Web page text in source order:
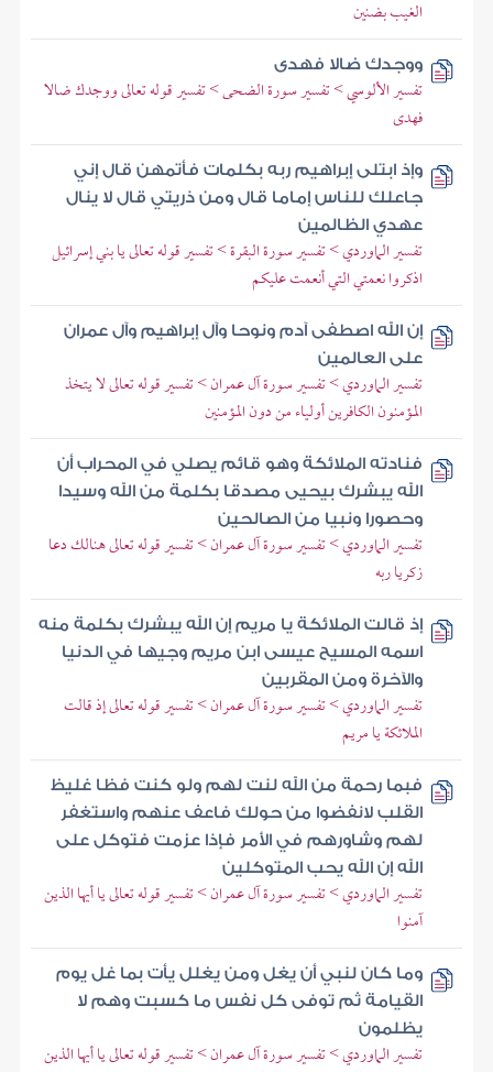
الغيب بضنين
ووجدك ضالا فهدى
تفسير الألوسي > تفسير سورة الضحى > تفسير قوله تعالى ووجدك ضالا
فهدى
وإذ ابتلى إبراهيم ربه بكلمات فأتمهن قال إني
جاعلك للناس إماما قال ومن ذريتي قال لا ينال
عهدي الظالمين
تفسير الماوردي > تفسير سورة البقرة > تفسير قوله تعالى يا بني إسرائيل
اذكروا نعمتي التي أنعمت عليكم
إن الله اصطفى آدم ونوحا وآل إبراهيم وآل عمران
على العالمين
تفسير الماوردي > تفسير سورة آل عمران > تفسير قوله تعالى لا يتخذ
المؤمنون الكافرين أولياء من دون المؤمنين
فنادته الملائكة وهو قائم يصلي في المحراب أن
الله يبشرك بيحيى مصدقا بكلمة من الله وسيدا
وحصورا ونبيا من الصالحين
تفسير الماوردي > تفسير سورة آل عمران > تفسير قوله تعالى هنالك دعا
زكريا ربه
إذ قالت الملائكة يا مريم إن الله يبشرك بكلمة منه
اسمه المسيح عيسى ابن مريم وجيها في الدنيا
والآخرة ومن المقربين
تفسير الماوردي > تفسير سورة آل عمران > تفسير قوله تعالى إذ قالت
الملائكة يا مريم
فبما رحمة من الله لنت لهم ولو كنت فظا غليظ
القلب لانفضوا من حولك فاعف عنهم واستغفر
لهم وشاورهم في الأمر فإذا عزمت فتوكل على
الله إن الله يحب المتوكلين
تفسير الماوردي > تفسير سورة آل عمران > تفسير قوله تعالى يا أيها الذين
آمنوا
وما كان لنبي أن يغل ومن يغلل يأت بما غل يوم
القيامة ثم توفى كل نفس ما كسبت وهم لا
يظلمون
تفسير الماوردي > تفسير سورة آل عمران > تفسير قوله تعالى يا أيها الذين